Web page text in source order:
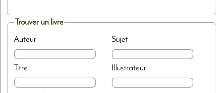
Trouver un livre
Auteur
Titre
Sujet
Illustrateur